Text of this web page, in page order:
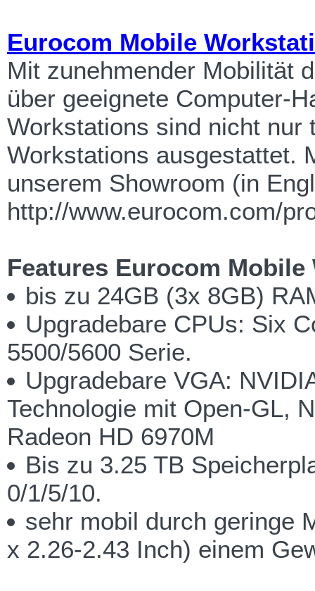
Eurocom Mobile
Mit zunehmender Mobilität
über geeignete Computer-
Workstations sind nicht nur
Workstations ausgestattet.
unserem Showroom (in
http://www.eurocom.com/
Features Eurocom
bis zu 24GB (3x 8GB)
Upgradebare CPUs: Six
5500/5600 Serie.
Upgradebare VGA:
Technologie mit Open-GL,
Radeon HD 6970M
Bis zu 3.25 TB
0/1/5/10.
sehr mobil durch geringe
x 2.26-2.43 Inch) einem